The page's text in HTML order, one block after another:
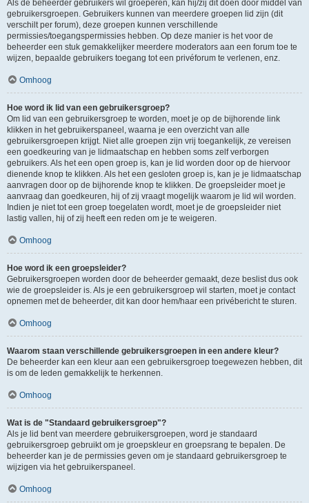
Als de beheerder gebruikers wil groeperen, kan hij/zij dit doen door middel van
gebruikersgroepen. Gebruikers kunnen van meerdere groepen lid zijn (dit
verschilt per forum), deze groepen kunnen verschillende
permissies/toegangspermissies hebben. Op deze manier is het voor de
beheerder een stuk gemakkelijker meerdere moderators aan een forum toe te
wijzen, bepaalde gebruikers toegang tot een privéforum te verlenen, enz.
Omhoog
Hoe word ik lid van een gebruikersgroep?
Om lid van een gebruikersgroep te worden, moet je op de bijhorende link
klikken in het gebruikerspaneel, waarna je een overzicht van alle
gebruikersgroepen krijgt. Niet alle groepen zijn vrij toegankelijk, ze vereisen
een goedkeuring van je lidmaatschap en hebben soms zelf verborgen
gebruikers. Als het een open groep is, kan je lid worden door op de hiervoor
dienende knop te klikken. Als het een gesloten groep is, kan je je lidmaatschap
aanvragen door op de bijhorende knop te klikken. De groepsleider moet je
aanvraag dan goedkeuren, hij of zij vraagt mogelijk waarom je lid wil worden.
Indien je niet tot een groep toegelaten wordt, moet je de groepsleider niet
lastig vallen, hij of zij heeft een reden om je te weigeren.
Omhoog
Hoe word ik een groepsleider?
Gebruikersgroepen worden door de beheerder gemaakt, deze beslist dus ook
wie de groepsleider is. Als je een gebruikersgroep wil starten, moet je contact
opnemen met de beheerder, dit kan door hem/haar een privébericht te sturen.
Omhoog
Waarom staan verschillende gebruikersgroepen in een andere kleur?
De beheerder kan een kleur aan een gebruikersgroep toegewezen hebben, dit
is om de leden gemakkelijk te herkennen.
Omhoog
Wat is de "Standaard gebruikersgroep"?
Als je lid bent van meerdere gebruikersgroepen, word je standaard
gebruikersgroep gebruikt om je groepskleur en groepsrang te bepalen. De
beheerder kan je de permissies geven om je standaard gebruikersgroep te
wijzigen via het gebruikerspaneel.
Omhoog